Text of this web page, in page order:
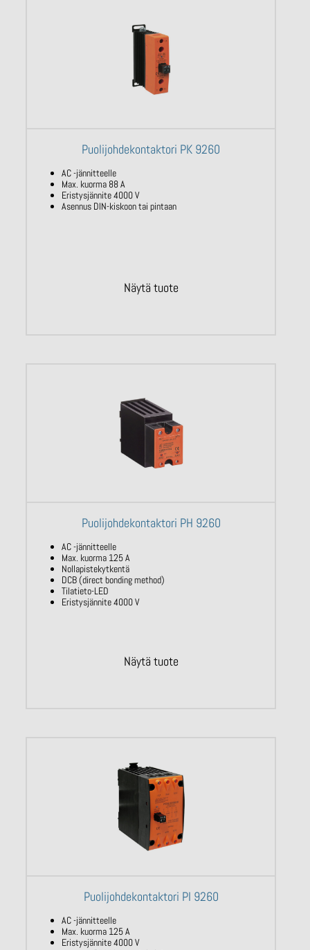
Puolijohdekontaktori PK 9260
AC -jännitteelle
Max. kuorma 88 A
Eristysjännite 4000 V
Asennus DIN-kiskoon tai pintaan
Näytä tuote
Puolijohdekontaktori PH 9260
AC -jännitteelle
Max. kuorma 125 A
Nollapistekytkentä
DCB (direct bonding method)
Tilatieto-LED
Eristysjännite 4000 V
Näytä tuote
Puolijohdekontaktori PI 9260
AC -jännitteelle
Max. kuorma 125 A
Eristysjännite 4000 V